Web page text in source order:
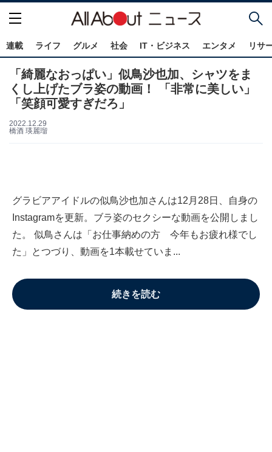
連載 ライフ グルメ 社会 IT・ビジネス エンタメ リサ
「綺麗なおっぱい」似鳥沙也加、シャツをま
くし上げたブラ姿の動画！ 「非常に美しい」
「笑顔可愛すぎだろ」
2022.12.29
橋酒 瑛麗瑠
グラビアアイドルの似鳥沙也加さんは12月28日、自身の
Instagramを更新。ブラ姿のセクシーな動画を公開しまし
た。 似鳥さんは「お仕事納めの方 今年もお疲れ様でし
た」とつづり、動画を1本載せていま...
続きを読む